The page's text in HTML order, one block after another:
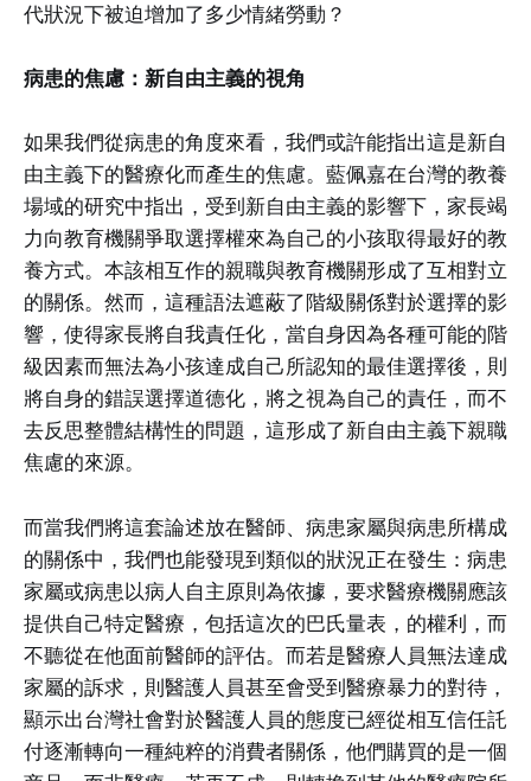
代狀況下被迫增加了多少情緒勞動？
病患的焦慮：新自由主義的視角
如果我們從病患的角度來看，我們或許能指出這是新自
由主義下的醫療化而產生的焦慮。藍佩嘉在台灣的教養
場域的研究中指出，受到新自由主義的影響下，家長竭
力向教育機關爭取選擇權來為自己的小孩取得最好的教
養方式。本該相互作的親職與教育機關形成了互相對立
的關係。然而，這種語法遮蔽了階級關係對於選擇的影
響，使得家長將自我責任化，當自身因為各種可能的階
級因素而無法為小孩達成自己所認知的最佳選擇後，則
將自身的錯誤選擇道德化，將之視為自己的責任，而不
去反思整體結構性的問題，這形成了新自由主義下親職
焦慮的來源。
而當我們將這套論述放在醫師、病患家屬與病患所構成
的關係中，我們也能發現到類似的狀況正在發生：病患
家屬或病患以病人自主原則為依據，要求醫療機關應該
提供自己特定醫療，包括這次的巴氏量表，的權利，而
不聽從在他面前醫師的評估。而若是醫療人員無法達成
家屬的訴求，則醫護人員甚至會受到醫療暴力的對待，
顯示出台灣社會對於醫護人員的態度已經從相互信任託
付逐漸轉向一種純粹的消費者關係，他們購買的是一個